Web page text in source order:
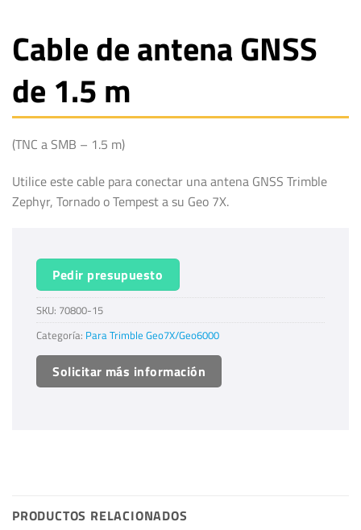
Cable de antena GNSS
de 1.5 m
(TNC a SMB – 1.5 m)
Utilice este cable para conectar una antena GNSS Trimble
Zephyr, Tornado o Tempest a su Geo 7X.
Pedir presupuesto
SKU: 70800-15
Categoría: Para Trimble Geo7X/Geo6000
Solicitar más información
PRODUCTOS RELACIONADOS